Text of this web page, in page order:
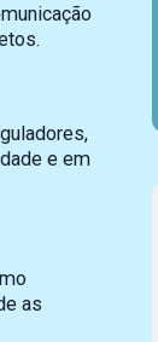
e em
as